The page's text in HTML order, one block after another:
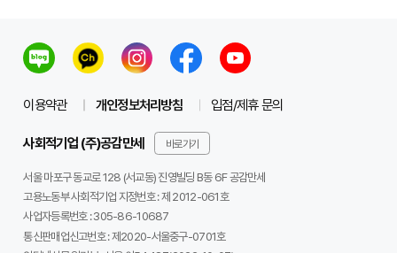
이용약관 개인정보처리방침 입점/제휴 문의
사회적기업 (주)공감만세 바로가기
서울 마포구 동교로 128 (서교동) 진영빌딩 B동 6F 공감만세
고용노동부 사회적기업 지정번호 : 제 2012-061호
사업자등록번호 :305-86-10687
통신판매업신고번호 :제2020-서울중구-0701호